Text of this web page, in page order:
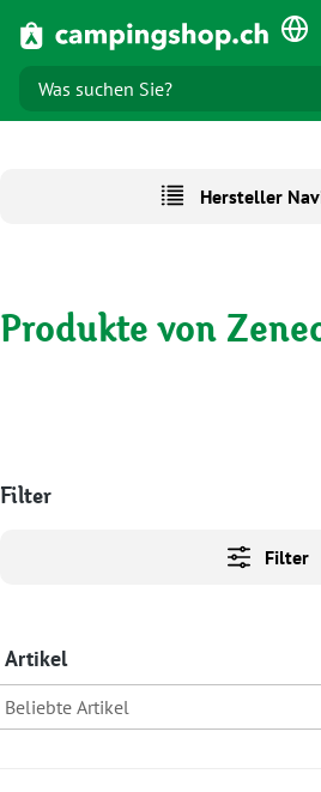
Zum Hauptinhalt springen
Hersteller
Produkte von
Filter
Filter
Artikel